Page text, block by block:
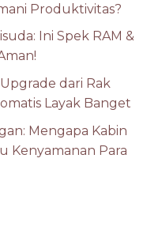
Produktivitas?
Ini Spek RAM &
dari Rak
Layak Banget
Mengapa Kabin
Kenyamanan Para